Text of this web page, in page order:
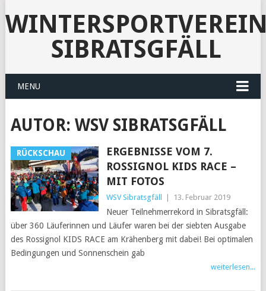
SIBRATSGFÄLL
MENU
AUTOR: WSV SIBRATSGFÄLL
RÜCKSCHAU
ERGEBNISSE VOM 7.
ROSSIGNOL KIDS RACE –
MIT FOTOS
WSV Sibratsgfäll 13. Februar 2019
Neuer Teilnehmerrekord in Sibratsgfäll:
über 360 Läuferinnen und Läufer waren bei der siebten Ausgabe
des Rossignol KIDS RACE am Krähenberg mit dabei! Bei optimalen
Bedingungen und Sonnenschein gab
weiterlesen...